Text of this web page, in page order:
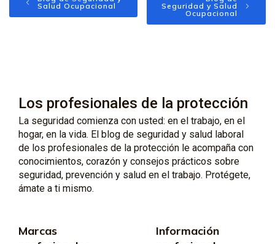
Salud Ocupacional
Seguridad y Salud
Ocupacional
Los profesionales de la protección
La seguridad comienza con usted: en el trabajo, en el
hogar, en la vida. El blog de seguridad y salud laboral
de los profesionales de la protección le acompaña con
conocimientos, corazón y consejos prácticos sobre
seguridad, prevención y salud en el trabajo. Protégete,
ámate a ti mismo.
Marcas
Información